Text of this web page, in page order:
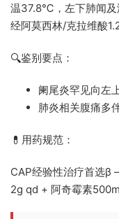
温37.8℃，左下肺闻及
经阿莫西林/克拉维酸
🔍鉴别要点：
阑尾炎罕见向左
肺炎相关腹痛多
💊 用药规范：
CAP经验性治疗首选β
2g qd + 阿奇霉素